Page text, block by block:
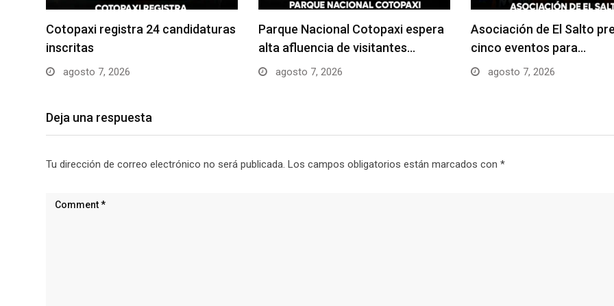
Cotopaxi registra 24 candidaturas
inscritas
agosto 7, 2026
Parque Nacional Cotopaxi espera
alta afluencia de visitantes…
agosto 7, 2026
Asociación de El Salto
cinco eventos para…
agosto 7, 2026
Deja una respuesta
Tu dirección de correo electrónico no será publicada. Los campos obligatorios están marcados con *